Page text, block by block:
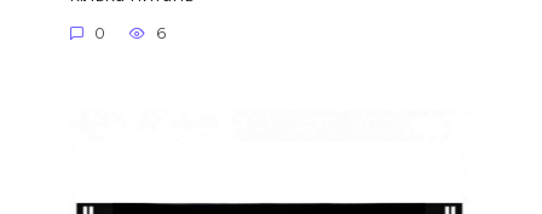
0 6